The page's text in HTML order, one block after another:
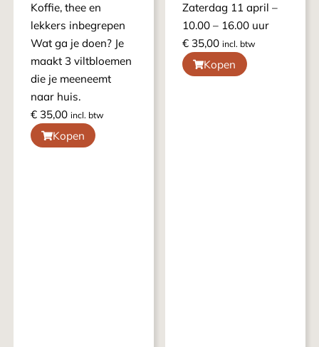
Koffie, thee en
lekkers inbegrepen
Wat ga je doen? Je
maakt 3 viltbloemen
die je meeneemt
naar huis.
€ 35,00 incl. btw
Kopen
Zaterdag 11 april –
10.00 – 16.00 uur
€ 35,00 incl. btw
Kopen